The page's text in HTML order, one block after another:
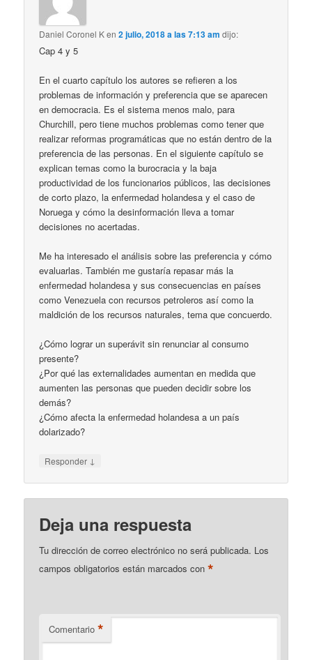
Daniel Coronel Ken2 julio, 2018 a las 7:13 am dijo:
Cap 4 y 5
En el cuarto capítulo los autores se refieren a los
problemas de información y preferencia que se aparecen
en democracia. Es el sistema menos malo, para
Churchill, pero tiene muchos problemas como tener que
realizar reformas programáticas que no están dentro de la
preferencia de las personas. En el siguiente capítulo se
explican temas como la burocracia y la baja
productividad de los funcionarios públicos, las decisiones
de corto plazo, la enfermedad holandesa y el caso de
Noruega y cómo la desinformación lleva a tomar
decisiones no acertadas.
Me ha interesado el análisis sobre las preferencia y cómo
evaluarlas. También me gustaría repasar más la
enfermedad holandesa y sus consecuencias en países
como Venezuela con recursos petroleros así como la
maldición de los recursos naturales, tema que concuerdo.
¿Cómo lograr un superávit sin renunciar al consumo
presente?
¿Por qué las externalidades aumentan en medida que
aumenten las personas que pueden decidir sobre los
demás?
¿Cómo afecta la enfermedad holandesa a un país
dolarizado?
Responder ↓
Deja una respuesta
Tu dirección de correo electrónico no será publicada. Los
campos obligatorios están marcados con*
Comentario *